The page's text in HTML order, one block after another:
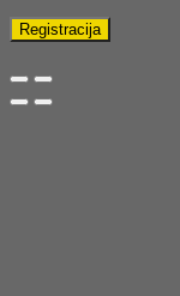
Registracija